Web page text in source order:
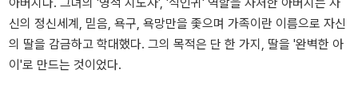
신의 정신세계, 믿음, 욕구, 욕망만을 좇으며 가족이란 이름으로 자신
의 딸을 감금하고 학대했다. 그의 목적은 단 한 가지, 딸을 '완벽한 아
이'로 만드는 것이었다.